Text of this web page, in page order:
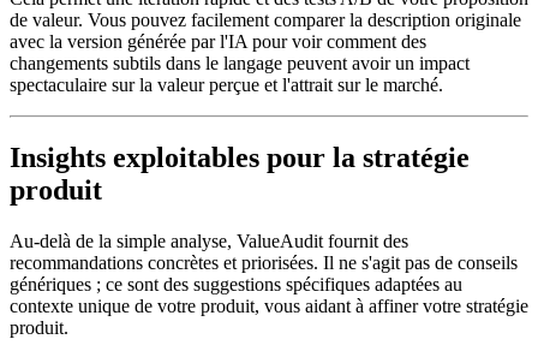
de valeur. Vous pouvez facilement comparer la description originale
avec la version générée par l'IA pour voir comment des
changements subtils dans le langage peuvent avoir un impact
spectaculaire sur la valeur perçue et l'attrait sur le marché.
Insights exploitables pour la stratégie
produit
Au-delà de la simple analyse, ValueAudit fournit des
recommandations concrètes et priorisées. Il ne s'agit pas de conseils
génériques ; ce sont des suggestions spécifiques adaptées au
contexte unique de votre produit, vous aidant à affiner votre stratégie
produit.